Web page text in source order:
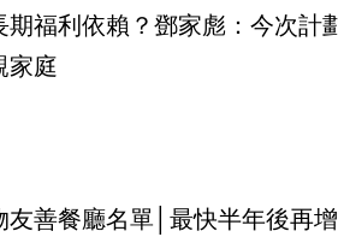
期福利依賴？鄧家彪：今次計
家庭
友善餐廳名單│最快半年後再